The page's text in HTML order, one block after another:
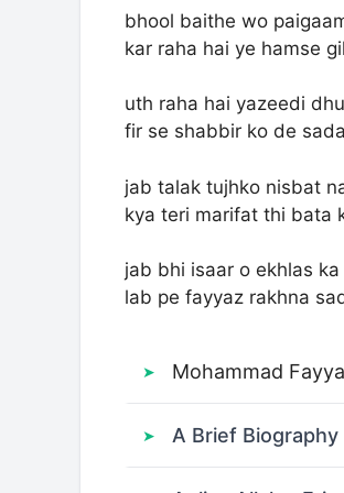
bhool baithe wo
kar raha hai ye hamse
uth raha hai yazeedi
fir se shabbir ko de
jab talak tujhko nisbat
kya teri marifat thi bata
jab bhi isaar o ekhlas
lab pe fayyaz rakhna
Mohammad
A Brief